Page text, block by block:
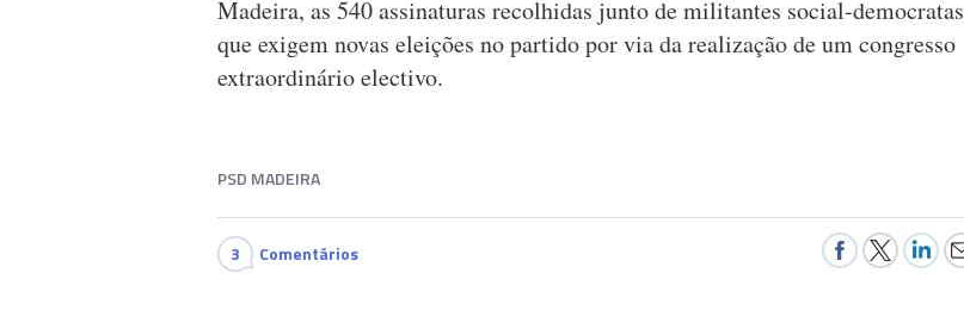
Madeira, as 540 assinaturas recolhidas junto de militantes social-democratas
que exigem novas eleições no partido por via da realização de um congresso
extraordinário electivo.
PSD MADEIRA
3 Comentários